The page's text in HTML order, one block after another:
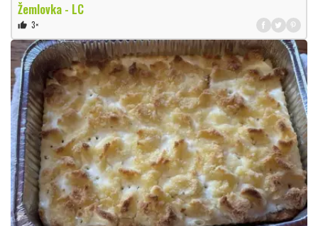
Žemlovka - LC
thumb_up 3×